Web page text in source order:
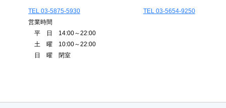
TEL 03-5875-5930
営業時間
平 日 14:00～22:00
土 曜 10:00～22:00
日 曜 閉室
TEL 03-5654-9250